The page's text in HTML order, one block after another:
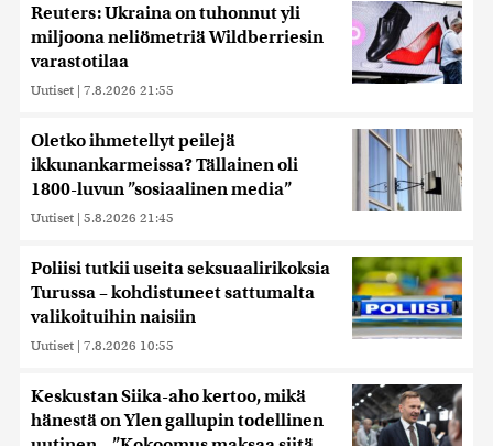
Reuters: Ukraina on tuhonnut yli
miljoona neliömetriä Wildberriesin
varastotilaa
Uutiset | 7.8.2026 21:55
Oletko ihmetellyt peilejä
ikkunankarmeissa? Tällainen oli
1800-luvun ”sosiaalinen media”
Uutiset | 5.8.2026 21:45
Poliisi tutkii useita seksuaalirikoksia
Turussa – kohdistuneet sattumalta
valikoituihin naisiin
Uutiset | 7.8.2026 10:55
Keskustan Siika-aho kertoo, mikä
hänestä on Ylen gallupin todellinen